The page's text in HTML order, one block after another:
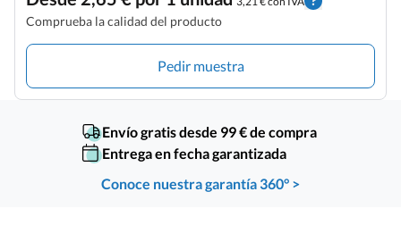
Comprueba la calidad del producto
Pedir muestra
Envío gratis desde 99 € de compra
Entrega en fecha garantizada
Conoce nuestra garantía 360° >